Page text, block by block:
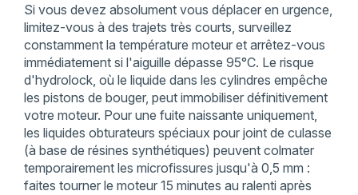
Si vous devez absolument vous déplacer en urgence,
limitez-vous à des trajets très courts, surveillez
constamment la température moteur et arrêtez-vous
immédiatement si l'aiguille dépasse 95°C. Le risque
d'hydrolock, où le liquide dans les cylindres empêche
les pistons de bouger, peut immobiliser définitivement
votre moteur. Pour une fuite naissante uniquement,
les liquides obturateurs spéciaux pour joint de culasse
(à base de résines synthétiques) peuvent colmater
temporairement les microfissures jusqu'à 0,5 mm :
faites tourner le moteur 15 minutes au ralenti après